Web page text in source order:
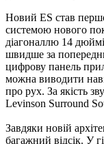
Новий ES став
системою нового
діагоналлю 14
швидше за
цифрову панель
можна виводити
про рух. За якість
Levinson Surround
Завдяки новій
багажний відсік. У